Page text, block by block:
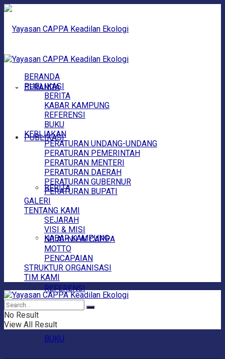
BERANDA
PUBLIKASI
BERITA
KABAR KAMPUNG
REFERENSI
BUKU
BERANDA
PUBLIKASI
BERITA
KABAR KAMPUNG
REFERENSI
BUKU
KEBIJAKAN
PERATURAN UNDANG-UNDANG
PERATURAN PEMERINTAH
PERATURAN MENTERI
PERATURAN DAERAH
PERATURAN GUBERNUR
PERATURAN BUPATI
GALERI
TENTANG KAMI
SEJARAH
VISI & MISI
NILAI-NILAI CAPPA
MOTTO
PENCAPAIAN
STRUKTUR ORGANISASI
TIM KAMI
No Result
View All Result